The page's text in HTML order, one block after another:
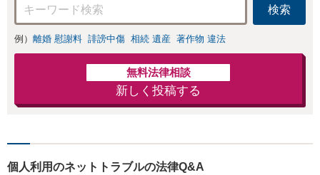
検索
例） 離婚 慰謝料 誹謗中傷 相続 遺産 著作物 違法
無料法律相談
新しく投稿する
個人利用のネットトラブルの法律Q&A